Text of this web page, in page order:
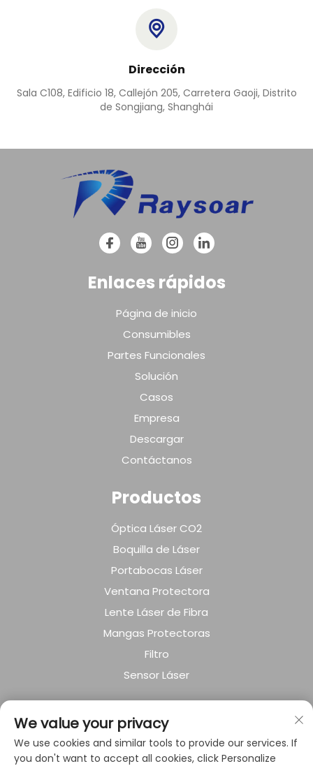
Dirección
Sala C108, Edificio 18, Callejón 205, Carretera Gaoji, Distrito
de Songjiang, Shanghái
Enlaces rápidos
Página de inicio
Consumibles
Partes Funcionales
Solución
Casos
Empresa
Descargar
Contáctanos
Productos
Óptica Láser CO2
Boquilla de Láser
Portabocas Láser
Ventana Protectora
Lente Láser de Fibra
Mangas Protectoras
Filtro
Sensor Láser
SOBRE LA EMPRESA
Política de privacidad
We value your privacy
We use cookies and similar tools to provide our services. If
you don't want to accept all cookies, click Personalize